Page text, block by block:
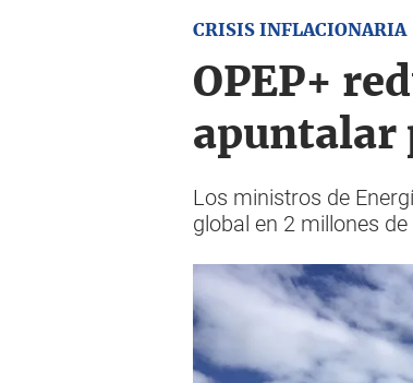
CRISIS INFLACIONARIA
OPEP+
apuntalar
Los ministros de
global en 2 millones